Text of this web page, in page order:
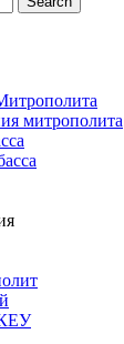
митрополита